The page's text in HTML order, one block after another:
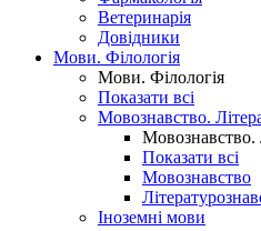
Ветеринарія
Довідники
Мови. Філологія
Мови. Філологія
Показати всі
Мовознавство.
Мовознавство.
Показати всі
Мовознавство
Іноземні мови